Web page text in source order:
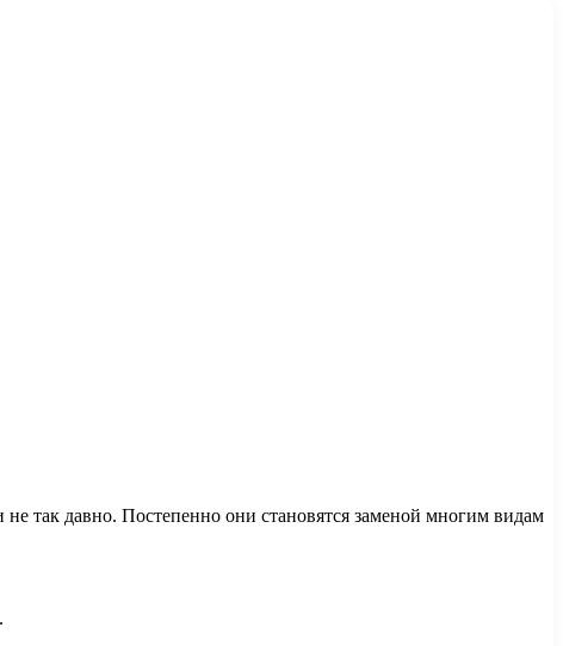
так давно. Постепенно они становятся заменой многим видам